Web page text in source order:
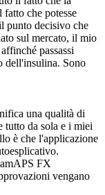
che potesse
punto decisivo che
sul mercato, il mio
passassi
dell'insulina. Sono
una qualità di
tutto da sola e i miei
è che l'applicazione
FX
vengano